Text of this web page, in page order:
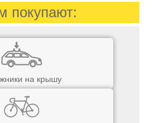
покупают:
на крышу